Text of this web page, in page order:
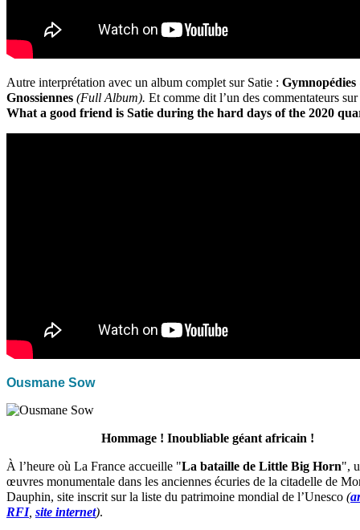
Autre interprétation avec un album complet sur Satie :
Gnossiennes (Full Album). Et comme dit l’un des commentateurs
What a good friend is Satie during the hard days of the 2020
Ousmane Sow
Hommage ! Inoubliable géant africain !
À l’heure où La France accueille "La bataille de Little Big Horn",
œuvres monumentale dans les anciennes écuries de la citadelle de
Dauphin, site inscrit sur la liste du patrimoine mondial de l’Unesco (
RFI, site internet).